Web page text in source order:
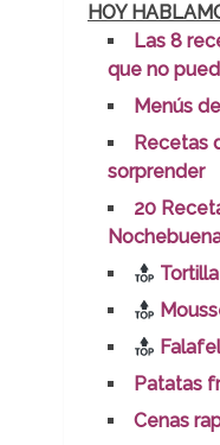
HOY
Las 8
que no
Menús
Recetas
sorprender
20
Patatas
Cenas